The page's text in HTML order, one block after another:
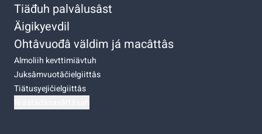
Tiäđuh palvâlusâst
Äigikyevdil
Ohtâvuođâ väldim já macâttâs
Almoliih kevttimiävtuh
Juksâmvuotâčielgiittâs
Tiätusyejičielgiittâs